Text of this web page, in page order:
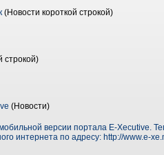
(Новости короткой строкой)
строкой)
(Новости)
версии портала E-Xecutive.
интернета по адресу: http://www.e-